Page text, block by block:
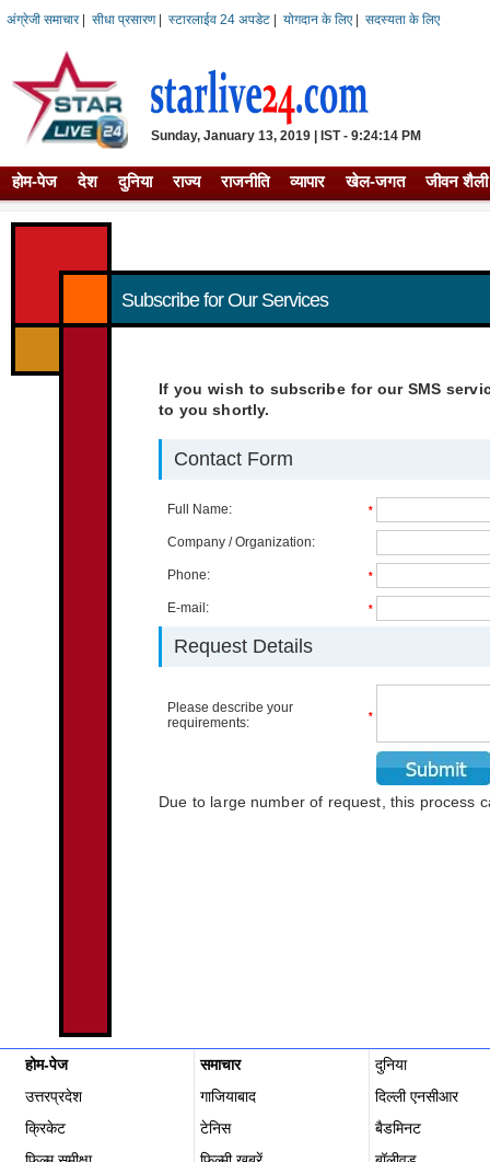
अंग्रेजी समाचार| सीधा प्रसारण| स्टारलाईव 24 अपडेट योगदान के लिए| सदस्यता के लिए
Sunday, January 13, 2019 | IST - 9:24:14 PM
होम-पेज देश दुनिया राज्य राजनीति व्यापार खेल-जगत जीवन शैली
Subscribe for Our Services
If you wish to subscribe for our SMS
to you shortly.
Contact Form
Full Name: *
Company / Organization:
Phone: *
E-mail: *
Request Details
Please describe your
requirements:
*
Due to large number of request, this process
होम-पेज समाचार
दुनिया
उत्तरप्रदेश
गाजियाबाद
दिल्ली एनसीआर
क्रिकेट
टेनिस
बैडमिनट